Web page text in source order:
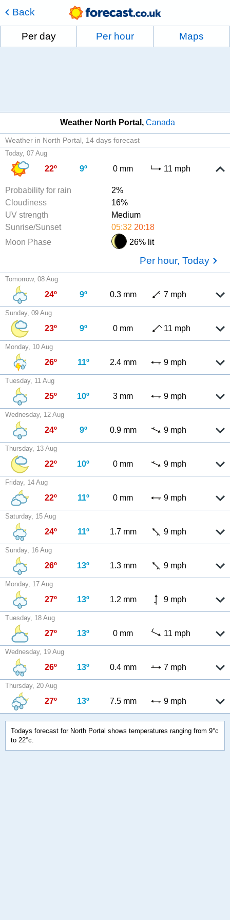
Back
Per day Per hour Maps
Weather North Portal Canada
Weather in North Portal 14 days forecast
Today, 07 Aug
22º 9º 0 mm 11 mph
Probability for rain
2%
Cloudiness
16%
UV strength
Medium
Sunrise/Sunset
05:32 20:18
Moon Phase
26% lit
Per hour, Today
Tomorrow, 08 Aug
24º 9º 0.3 mm 7 mph
Sunday, 09 Aug
23º 9º 0 mm 11 mph
Monday, 10 Aug
26º 11º 2.4 mm 9 mph
Tuesday, 11 Aug
25º 10º 3 mm 9 mph
Wednesday, 12 Aug
24º 9º 0.9 mm 9 mph
Thursday, 13 Aug
22º 10º 0 mm 9 mph
Friday, 14 Aug
22º 11º 0 mm 9 mph
Saturday, 15 Aug
24º 11º 1.7 mm 9 mph
Sunday, 16 Aug
26º 13º 1.3 mm 9 mph
Monday, 17 Aug
27º 13º 1.2 mm 9 mph
Tuesday, 18 Aug
27º 13º 0 mm 11 mph
Wednesday, 19 Aug
26º 13º 0.4 mm 7 mph
Thursday, 20 Aug
27º 13º 7.5 mm 9 mph
Todays forecast for North Portal shows temperatures ranging from 9°c
to 22°c.